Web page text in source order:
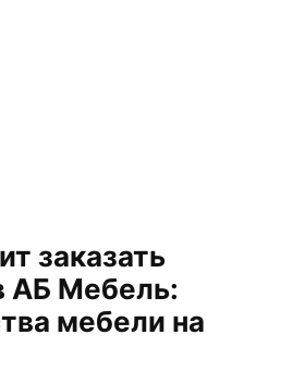
заказать
АБ Мебель:
мебели на